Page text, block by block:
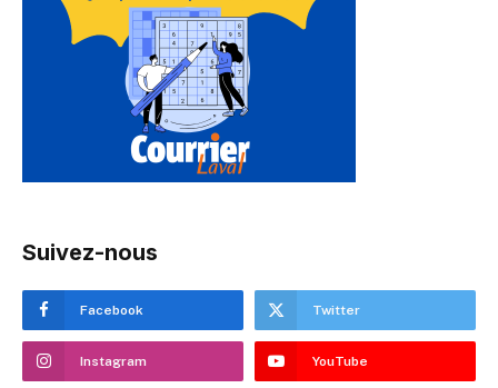
Suivez-nous
Facebook Twitter
Instagram YouTube